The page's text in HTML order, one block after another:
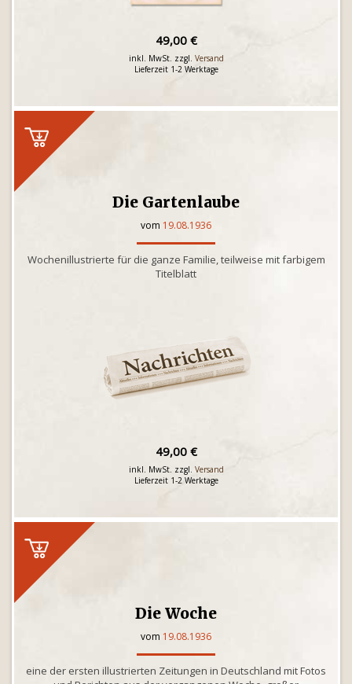
49,00 €
inkl. MwSt. zzgl. Versand
Lieferzeit 1-2 Werktage
Die Gartenlaube
vom 19.08.1936
Wochenillustrierte für die ganze Familie, teilweise mit farbigem
Titelblatt
49,00 €
inkl. MwSt. zzgl. Versand
Lieferzeit 1-2 Werktage
Die Woche
vom 19.08.1936
eine der ersten illustrierten Zeitungen in Deutschland mit Fotos